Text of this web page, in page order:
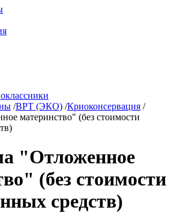
/ВРТ (ЭКО) /Криоконсервация /
материнство" (без стоимости
"Отложенное
(без стоимости
средств)